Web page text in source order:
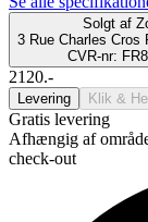
Solgt af
3 Rue Charles Cros
CVR-nr:
2120.-
Levering Klik &
Gratis levering
Afhængig af
check-out